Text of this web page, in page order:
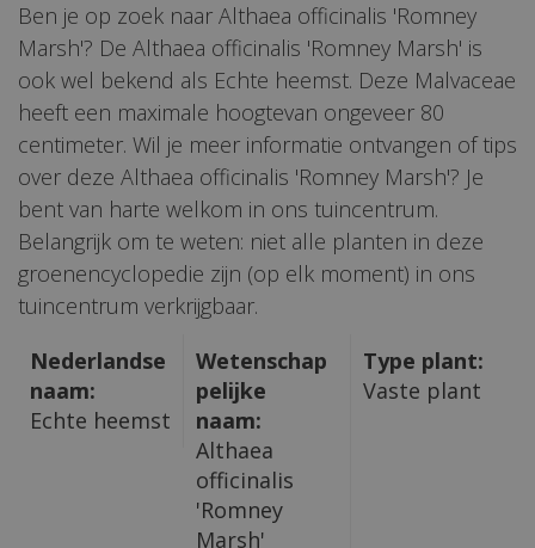
Ben je op zoek naar Althaea officinalis 'Romney
Marsh'? De Althaea officinalis 'Romney Marsh' is
ook wel bekend als Echte heemst. Deze Malvaceae
heeft een maximale hoogtevan ongeveer 80
centimeter. Wil je meer informatie ontvangen of tips
over deze Althaea officinalis 'Romney Marsh'? Je
bent van harte welkom in ons tuincentrum.
Belangrijk om te weten: niet alle planten in deze
groenencyclopedie zijn (op elk moment) in ons
tuincentrum verkrijgbaar.
Nederlandse
naam:
Echte heemst
Wetenschap
pelijke
naam:
Althaea
officinalis
'Romney
Marsh'
Type plant:
Vaste plant